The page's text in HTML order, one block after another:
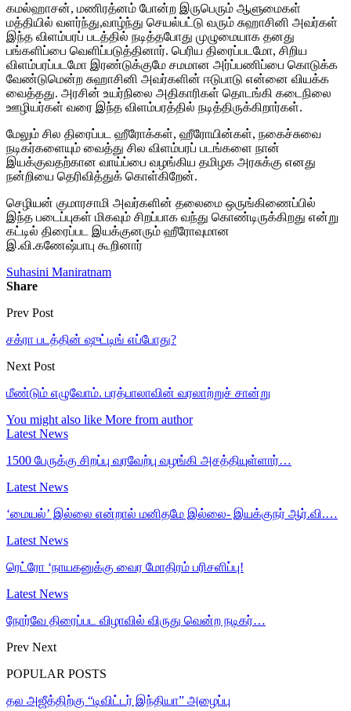
கமல்ஹாசன், மணிரத்னம் போன்ற இருபெரும் ஆளுமைகள்
மத்தியில் வளர்ந்து,வாழ்ந்து செயல்பட்டு வரும் சுஹாசினி அவர்கள்
இந்த விளம்பரப் படத்தில் நடித்தபோது முழுமையாக தனது
பங்களிப்பை வெளிப்படுத்தினார். பெரிய திரைப்படமோ, சிறிய
விளம்பரப்படமோ இரண்டுக்குமே சமமான அர்ப்பணிப்பை கொடுக்க
வேண்டுமென்ற சுஹாசினி அவர்களின் ஈடுபாடு என்னை வியக்க
வைத்தது. அரசின் உயர்நிலை அதிகாரிகள் தொடங்கி கடைநிலை
ஊழியர்கள் வரை இந்த விளம்பரத்தில் நடித்திருக்கிறார்கள்.
மேலும் சில திரைப்பட ஹீரோக்கள், ஹீரோயின்கள், நகைச்சுவை
நடிகர்களையும் வைத்து சில விளம்பரப் படங்களை நான்
இயக்குவதற்கான வாய்ப்பை வழங்கிய தமிழக அரசுக்கு எனது
நன்றியை தெரிவித்துக் கொள்கிறேன்.
செழியன் குமாரசாமி அவர்களின் தலைமை ஒருங்கிணைப்பில்
இந்த படைப்புகள் மிகவும் சிறப்பாக வந்து கொண்டிருக்கிறது என்று
கட்டில் திரைப்பட இயக்குனரும் ஹீரோவுமான
இ.வி.கணேஷ்பாபு கூறினார்
Suhasini Maniratnam
Share
Prev Post
சக்ரா படத்தின் ஷுட்டிங் எப்போது?
Next Post
மீண்டும் எழுவோம். பரத்பாலாவின் வரலாற்றுச் சான்று
You might also like More from author
Latest News
1500 பேருக்கு சிறப்பு வரவேற்பு வழங்கி அசத்தியுள்ளார்…
Latest News
‘மையல்’ இல்லை என்றால் மனிதமே இல்லை- இயக்குநர் ஆர்.வி.…
Latest News
ரெட்ரோ ‘நாயகனுக்கு வைர மோதிரம் பரிசளிப்பு!
Latest News
நோர்வே திரைப்பட விழாவில் விருது வென்ற நடிகர்…
Prev Next
POPULAR POSTS
தல அஜீத்திற்கு “டிவிட்டர் இந்தியா” அழைப்பு